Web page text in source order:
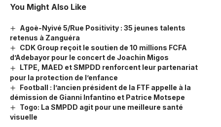
You Might Also Like
Agoè-Nyivé 5/Rue Positivity : 35 jeunes talents
retenus à Zanguéra
CDK Group reçoit le soutien de 10 millions FCFA
d’Adebayor pour le concert de Joachin Migos
LTPE, MAED et SMPDD renforcent leur partenariat
pour la protection de l’enfance
Football : l’ancien président de la FTF appelle à la
démission de Gianni Infantino et Patrice Motsepe
Togo: La SMPDD agit pour une meilleure santé
visuelle